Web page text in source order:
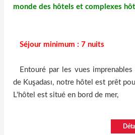
monde des hôtels et complexes
Séjour minimum : 7 nuits
Entouré par les vues
de Kuşadası, notre hôtel est prêt
L'hôtel est situé en bord de mer,